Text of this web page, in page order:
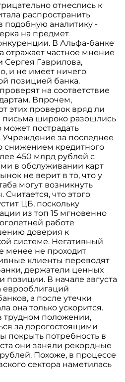
отнеслись к
распространить
подобную аналитику -
на предмет
В Альфа-банке
отражает частное мнение
Гаврилова,
и не имеет ничего
позицией банка.
на соответствие
Впрочем,
этих проверок вряд ли
письма широко разошлись
пострадать
за последнее
снижением кредитного
450 млрд рублей с
в обслуживании карт
не верит в то, что у
могут возникнуть
что этого
ЦБ, поскольку
из топ 15 мгновенно
работе
доверия к
системе. Негативный
менее не проходит
клиенты переводят
держатели ценных
позиции. В начале августа
еврооблигаций
а после утечки
она только ускорится.
трудном положении,
за дорогостоящими
покрыть потребность в
они заняли рекордные
Похоже, в процессе
сектора наметилась